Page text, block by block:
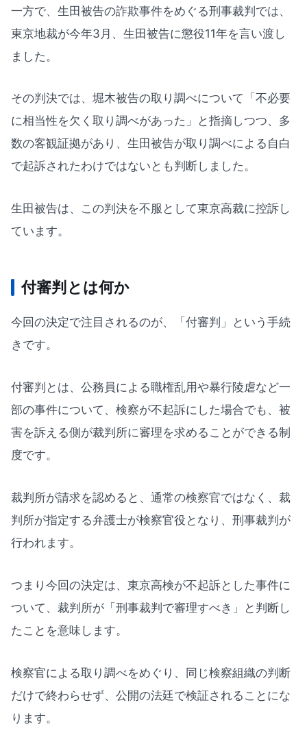
一方で、生田被告の詐欺事件をめぐる刑事裁判では、
東京地裁が今年3月、生田被告に懲役11年を言い渡し
ました。
その判決では、堀木被告の取り調べについて「不必要
に相当性を欠く取り調べがあった」と指摘しつつ、多
数の客観証拠があり、生田被告が取り調べによる自白
で起訴されたわけではないとも判断しました。
生田被告は、この判決を不服として東京高裁に控訴し
ています。
付審判とは何か
今回の決定で注目されるのが、「付審判」という手続
きです。
付審判とは、公務員による職権乱用や暴行陵虐など一
部の事件について、検察が不起訴にした場合でも、被
害を訴える側が裁判所に審理を求めることができる制
度です。
裁判所が請求を認めると、通常の検察官ではなく、裁
判所が指定する弁護士が検察官役となり、刑事裁判が
行われます。
つまり今回の決定は、東京高検が不起訴とした事件に
ついて、裁判所が「刑事裁判で審理すべき」と判断し
たことを意味します。
検察官による取り調べをめぐり、同じ検察組織の判断
だけで終わらせず、公開の法廷で検証されることにな
ります。